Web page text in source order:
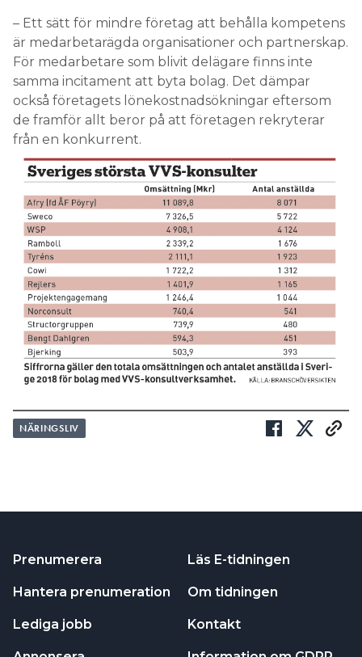
– Ett sätt för mindre företag att behålla kompetens
är medarbetarägda organisationer och partnerskap.
För medarbetare som blivit delägare finns inte
samma incitament att byta bolag. Det dämpar
också företagets lönekostnadsökningar eftersom
de framför allt beror på att företagen rekryterar
från en konkurrent.
NÄRINGSLIV
Prenumerera
Hantera prenumeration
Lediga jobb
Läs E-tidningen
Om tidningen
Kontakt